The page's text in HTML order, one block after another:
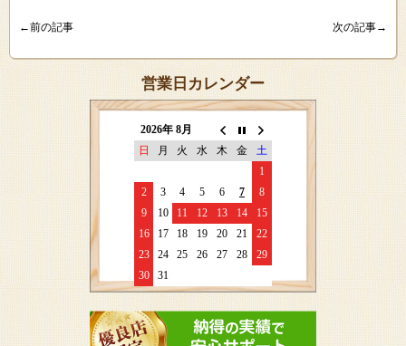
←前の記事 次の記事→
営業日カレンダー
2026年 8月
日
月 火 水 木 金
土
1
2
3 4 5 6 7
8
9
10 11 12 13 14
15
16
17 18 19 20 21
22
23
24 25 26 27 28
29
30
31